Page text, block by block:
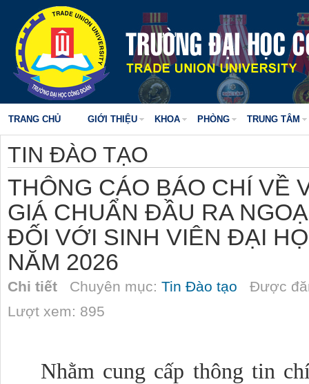
TRANG CHỦ GIỚI THIỆU KHOA PHÒNG TRUNG TÂM
TIN ĐÀO TẠO
THÔNG CÁO BÁO CHÍ VỀ
GIÁ CHUẨN ĐẦU RA
ĐỐI VỚI SINH VIÊN ĐẠI
NĂM 2026
Chi tiết Chuyên mục: Tin Đào tạo Được
Lượt xem: 895
Nhằm cung cấp thông tin